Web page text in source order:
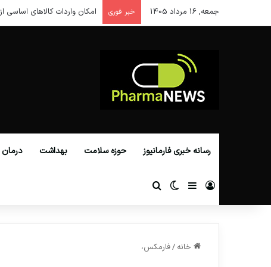
جمعه, 16 مرداد 1405 خبر فوری امکان واردات کالاهای اساسی
رسانه خبری فارمانیوز حوزه سلامت بهداشت درمان
ورود سایدبارتغییر پوسته
خانه /فارمکس،